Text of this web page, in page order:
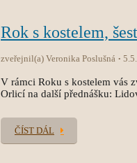
Rok s kostelem,
zveřejnil(a) Veronika Poslušná
V rámci Roku s kostelem vás
Orlicí na další přednášku:
ČÍST DÁL